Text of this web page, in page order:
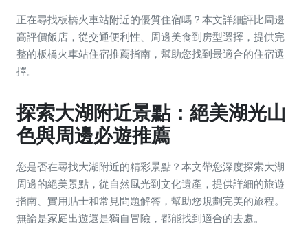
正在尋找板橋火車站附近的優質住宿嗎？本文詳細評比周邊
高評價飯店，從交通便利性、周邊美食到房型選擇，提供完
整的板橋火車站住宿推薦指南，幫助您找到最適合的住宿選
擇。
探索大湖附近景點：絕美湖光山
色與周邊必遊推薦
您是否在尋找大湖附近的精彩景點？本文帶您深度探索大湖
周邊的絕美景點，從自然風光到文化遺產，提供詳細的旅遊
指南、實用貼士和常見問題解答，幫助您規劃完美的旅程。
無論是家庭出遊還是獨自冒險，都能找到適合的去處。